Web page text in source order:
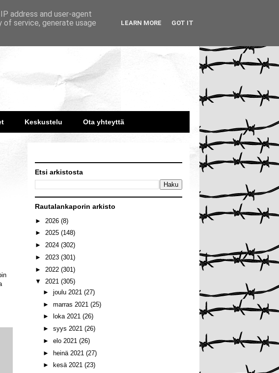
Keskustelu Ota yhteyttä
Etsi arkistosta
Rautalankaporin arkisto
► 2026 (8)
► 2025 (148)
► 2024 (302)
► 2023 (301)
► 2022 (301)
▼ 2021 (305)
► joulu 2021 (27)
► marras 2021 (25)
►
loka 2021 (26)
► syys 2021 (26)
► elo 2021 (26)
► heinä 2021 (27)
►
kesä 2021 (23)
address and user-agent
of service, generate usage
LEARN MORE GOT IT